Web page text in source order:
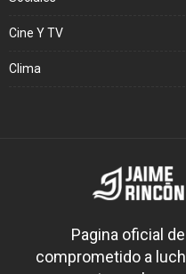
Cine Y TV
Clima
Pagina oficial
comprometido a